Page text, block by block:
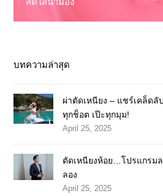
บทความล่าสุด
ผ่าตัดเหนียง – แชร์เคล็ดลั
ทุกช็อต เป๊ะทุกมุม!
April 25, 2025
ตัดเหนียงห้อย…โปรแกรม
ลอง
April 25, 2025